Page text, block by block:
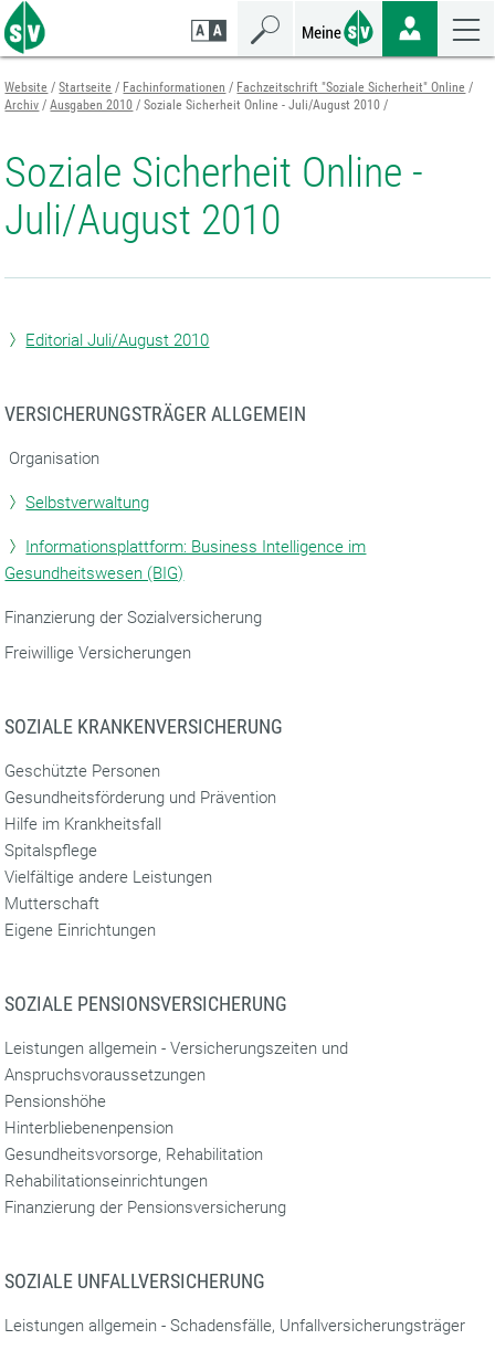
Zum
Seiteninhalt
springen
Zur
Navigation
springen
Zur
Mobilen
Navigation
springen
Website Startseite Fachinformationen
Fachzeitschrift "Soziale Sicherheit" Online
Archiv
Ausgaben 2010 Soziale Sicherheit Online - Juli/August 2010
Soziale Sicherheit Online -
Juli/August 2010
Editorial Juli/August 2010
VERSICHERUNGSTRÄGER ALLGEMEIN
Organisation
Selbstverwaltung
Informationsplattform: Business Intelligence im
Gesundheitswesen (BIG)
Finanzierung der Sozialversicherung
Freiwillige Versicherungen
SOZIALE KRANKENVERSICHERUNG
Geschützte Personen
Gesundheitsförderung und Prävention
Hilfe im Krankheitsfall
Spitalspflege
Vielfältige andere Leistungen
Mutterschaft
Eigene Einrichtungen
SOZIALE PENSIONSVERSICHERUNG
Leistungen allgemein - Versicherungszeiten und
Anspruchsvoraussetzungen
Pensionshöhe
Hinterbliebenenpension
Gesundheitsvorsorge, Rehabilitation
Rehabilitationseinrichtungen
Finanzierung der Pensionsversicherung
SOZIALE UNFALLVERSICHERUNG
Leistungen allgemein - Schadensfälle, Unfallversicherungsträger